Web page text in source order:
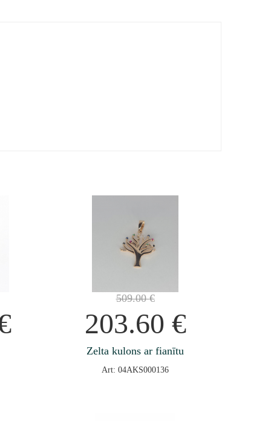
509.00€
203.60 €
Zelta kulons ar fianītu
Art: 04AKS000136